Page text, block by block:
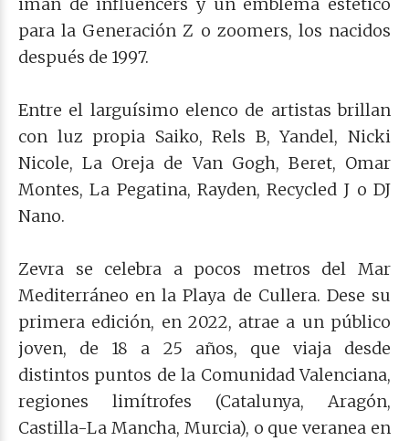
para la Generación Z o zoomers, los nacidos
después de 1997.
Entre el larguísimo elenco de artistas brillan
con luz propia Saiko, Rels B, Yandel, Nicki
Nicole, La Oreja de Van Gogh, Beret, Omar
Montes, La Pegatina, Rayden, Recycled J o DJ
Nano.
Zevra se celebra a pocos metros del Mar
Mediterráneo en la Playa de Cullera. Dese su
primera edición, en 2022, atrae a un público
joven, de 18 a 25 años, que viaja desde
distintos puntos de la Comunidad Valenciana,
regiones limítrofes (Catalunya, Aragón,
Castilla-La Mancha, Murcia), o que veranea en